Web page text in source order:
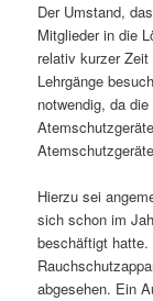
Der Umstand,
Mitglieder in die
relativ kurzer
Lehrgänge
notwendig, da
Hierzu sei
sich schon im
beschäftigt hatte.
abgesehen. Ein